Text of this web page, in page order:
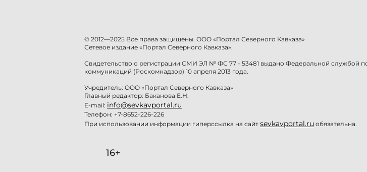
© 2012—2025 Все права защищены. ООО «Портал Северного Кавказа»
Сетевое издание «Портал Северного Кавказа».
Свидетельство о регистрации СМИ ЭЛ № ФС 77 - 53481 выдано Федеральной службой
коммуникаций (Роскомнадзор) 10 апреля 2013 года.
Учредитель: ООО «Портал Северного Кавказа»
Главный редактор: Баканова Е.Н.
E-mail: info@sevkavportal.ru
Телефон: +7-8652-226-226
При использовании информации гиперссылка на сайт sevkavportal.ru обязательна.
16+